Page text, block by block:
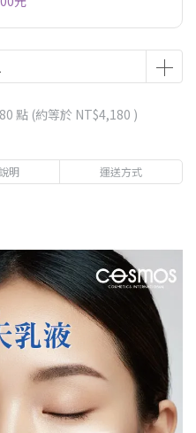
點 (約等於 NT$4,180 )
明 運送方式